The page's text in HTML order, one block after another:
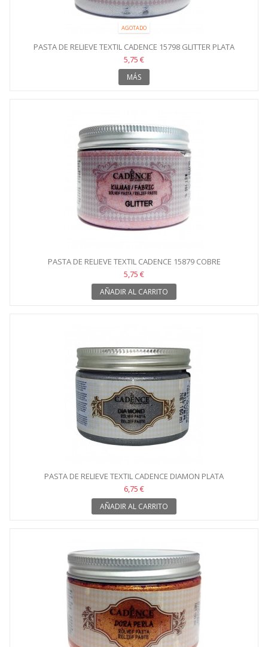
AGOTADO
PASTA DE RELIEVE TEXTIL CADENCE 15798 GLITTER PLATA
5,75 €
MÁS
PASTA DE RELIEVE TEXTIL CADENCE 15879 COBRE
5,75 €
AÑADIR AL CARRITO
PASTA DE RELIEVE TEXTIL CADENCE DIAMON PLATA
6,75 €
AÑADIR AL CARRITO